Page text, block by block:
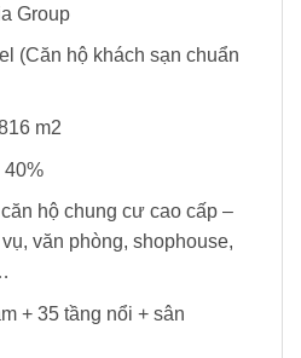
Group
(Căn hộ khách sạn chuẩn
m2
40%
hộ chung cư cao cấp –
văn phòng, shophouse,
+ 35 tầng nổi + sân